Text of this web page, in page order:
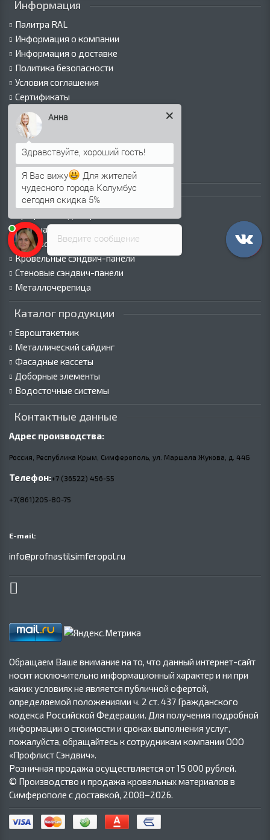
Информация
Палитра RAL
Информация о компании
Информация о доставке
Политика безопасности
Условия соглашения
Сертификаты
Виды покрытий
Как оформить заказ
Вакансии
Оплата
Пресс-центр
Каталог продукции
Профнастил для забора
Стеновой профнастил
Кровельные сэндвич-панели
Стеновые сэндвич-панели
Металлочерепица
Каталог продукции
Евроштакетник
Металлический сайдинг
Фасадные кассеты
Доборные элементы
Водосточные системы
Контактные данные
Адрес производства:
Россия, Республика Крым, Симферополь, ул. Маршала Жукова, д. 44Б
Телефон:+7 (36522) 456-55
+7(861)205-80-75
E-mail:
info@profnastilsimferopol.ru
Обращаем Ваше внимание на то, что данный интернет-сайт
носит исключительно информационный характер и ни при
каких условиях не является публичной офертой,
определяемой положениями ч. 2 ст. 437 Гражданского
кодекса Российской Федерации. Для получения подробной
информации о стоимости и сроках выполнения услуг,
пожалуйста, обращайтесь к сотрудникам компании ООО
«Профлист Сэндвич».
Розничная продажа осуществляется от 15 000 рублей.
© Производство и продажа кровельных материалов в
Симферополе с доставкой, 2008–2026.
Введите сообщение
Анна
Я Вас вижу
Для жителей
чудесного города Колумбус
сегодня скидка 5%